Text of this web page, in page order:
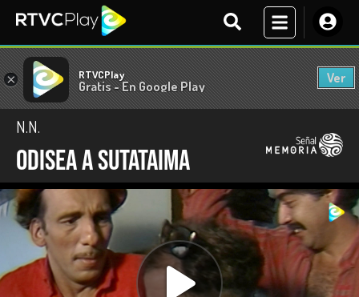
× RTVCPlay
Gratis - En Google Play
Ver
N.N.
Odisea a Sutataima